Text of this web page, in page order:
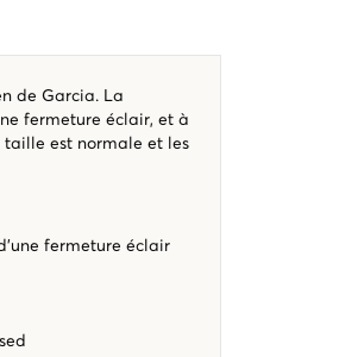
de Garcia. La
fermeture éclair, et à
taille est normale et les
fermeture éclair